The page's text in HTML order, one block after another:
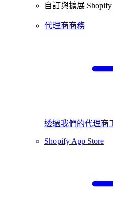
自訂與擴展 Shopify
代理商商務
透過我們的代理商
Shopify App Store